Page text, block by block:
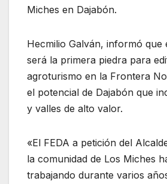
Miches en Dajabón.
Hecmilio Galván, informó que
será la primera piedra para
agroturismo en la Frontera
el potencial de Dajabón que
y valles de alto valor.
«El FEDA a petición del
la comunidad de Los Miches
trabajando durante varios